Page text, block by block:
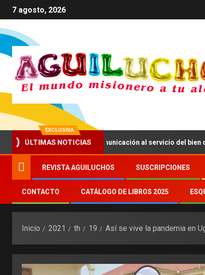
7 agosto, 2026
EXCLUSIVA
ÚLTIMAS NOTICIAS
a impulsar una comunicación al servicio del bien común
REVISTA AGUILUCHOS SUSCRIPCIONES
CONTACTO CATÁLOGO DE LIBROS 2025
Inicio 2021 th 19 Así se vive la pandemia en